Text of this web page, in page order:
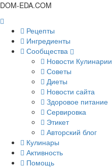
DOM-EDA.COM
Рецепты
Ингредиенты
Сообщества
Новости Кулинарии
Советы
Диеты
Новости сайта
Здоровое питание
Сервировка
Этикет
Авторский блог
Кулинары
Активность
Помощь